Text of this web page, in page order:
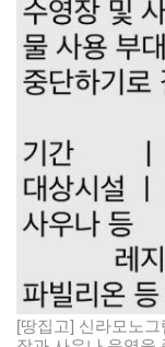
[땅집고] 신라모노